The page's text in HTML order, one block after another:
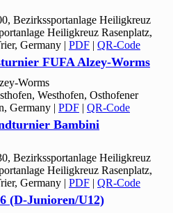
Bezirkssportanlage Heiligkreuz
Heiligkreuz Rasenplatz,
Germany | PDF | QR-Code
FUFA Alzey-Worms
Worms
Westhofen, Osthofener
Germany | PDF | QR-Code
Bambini
Bezirkssportanlage Heiligkreuz
Heiligkreuz Rasenplatz,
Germany | PDF | QR-Code
(D-Junioren/U12)